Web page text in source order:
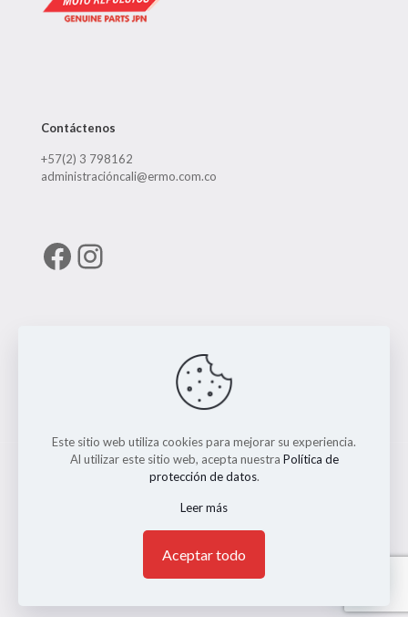
Contáctenos
+57(2) 3 798162
administracióncali@ermo.com.co
Facebook
Instagram
© 2026 ERMO MOTO REPUESTOS. Todos los Derechos
Reservados. || Implementado porAndrés Escobar
Este sitio web utiliza cookies para mejorar su experiencia.
Al utilizar este sitio web, acepta nuestra Política de
protección de datos.
Leer más
Aceptar todo